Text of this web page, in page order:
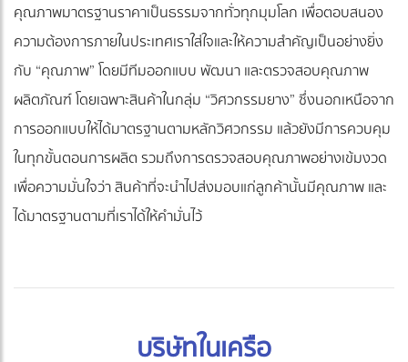
คุณภาพมาตรฐานราคาเป็นธรรมจากทั่วทุกมุมโลก เพื่อตอบสนอง
ความต้องการภายในประเทศเราใส่ใจและให้ความสำคัญเป็นอย่างยิ่ง
กับ “คุณภาพ” โดยมีทีมออกแบบ พัฒนา และตรวจสอบคุณภาพ
ผลิตภัณฑ์ โดยเฉพาะสินค้าในกลุ่ม “วิศวกรรมยาง” ซึ่งนอกเหนือจาก
การออกแบบให้ได้มาตรฐานตามหลักวิศวกรรม แล้วยังมีการควบคุม
ในทุกขั้นตอนการผลิต รวมถึงการตรวจสอบคุณภาพอย่างเข้มงวด
เพื่อความมั่นใจว่า สินค้าที่จะนำไปส่งมอบแก่ลูกค้านั้นมีคุณภาพ และ
ได้มาตรฐานตามที่เราได้ให้คำมั่นไว้
บริษัทในเครือ